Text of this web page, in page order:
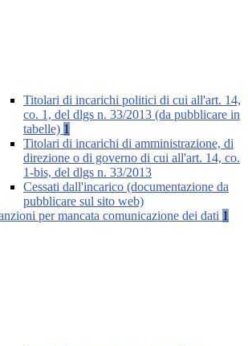
Titolari di incarichi politici di cui all'art. 14,
co. 1, del dlgs n. 33/2013 (da pubblicare in
tabelle) 1
Titolari di incarichi di amministrazione, di
direzione o di governo di cui all'art. 14, co.
1-bis, del dlgs n. 33/2013
Cessati dall'incarico (documentazione da
pubblicare sul sito web)
per mancata comunicazione dei dati 1